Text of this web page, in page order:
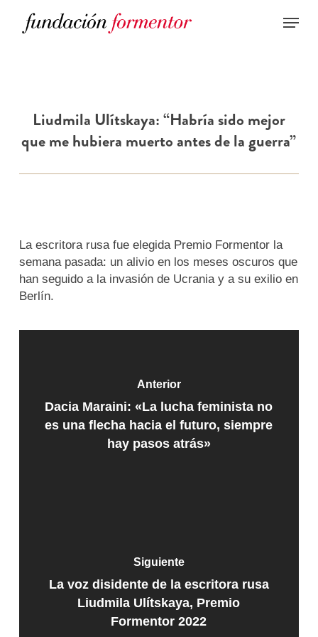
Liudmila Ulítskaya: “Habría sido mejor
que me hubiera muerto antes de la guerra”
La escritora rusa fue elegida Premio Formentor la
semana pasada: un alivio en los meses oscuros que
han seguido a la invasión de Ucrania y a su exilio en
Berlín.
Anterior
Dacia Maraini: «La lucha feminista no
es una flecha hacia el futuro, siempre
hay pasos atrás»
Siguiente
La voz disidente de la escritora rusa
Liudmila Ulítskaya, Premio
Formentor 2022